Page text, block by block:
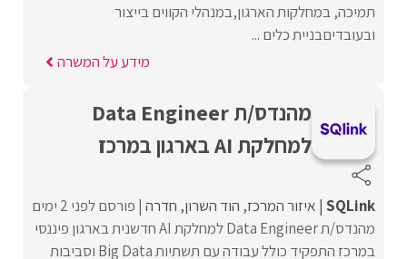
תמיכה, במחלקות הארגון,במנהלי הקווים בייצור
ובעובדיםבניית כלים ...
מידע על המשרה
מהנדס/ת Data Engineer
למחלקת AI בארגון במרכז
SQLink איזור המרכז הוד השרון חדרה פורסם לפני 2 ימים
מהנדס/ת Data Engineer למחלקת AI חדשנית בארגון פיננסי
במרכז התפקיד כולל עבודה עם תשתיות Big Data וסביבות